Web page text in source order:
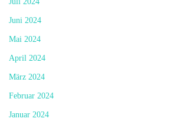
Juni 2024
Mai 2024
April 2024
März 2024
Februar 2024
Januar 2024